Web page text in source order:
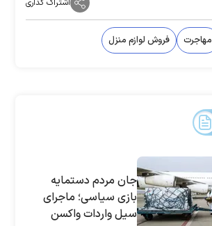
اشتراک گذاری
مهاجرت فروش لوازم منزل
جان مردم دستمایه
بازی سیاسی؛ ماجرای
سیل واردات واکسن